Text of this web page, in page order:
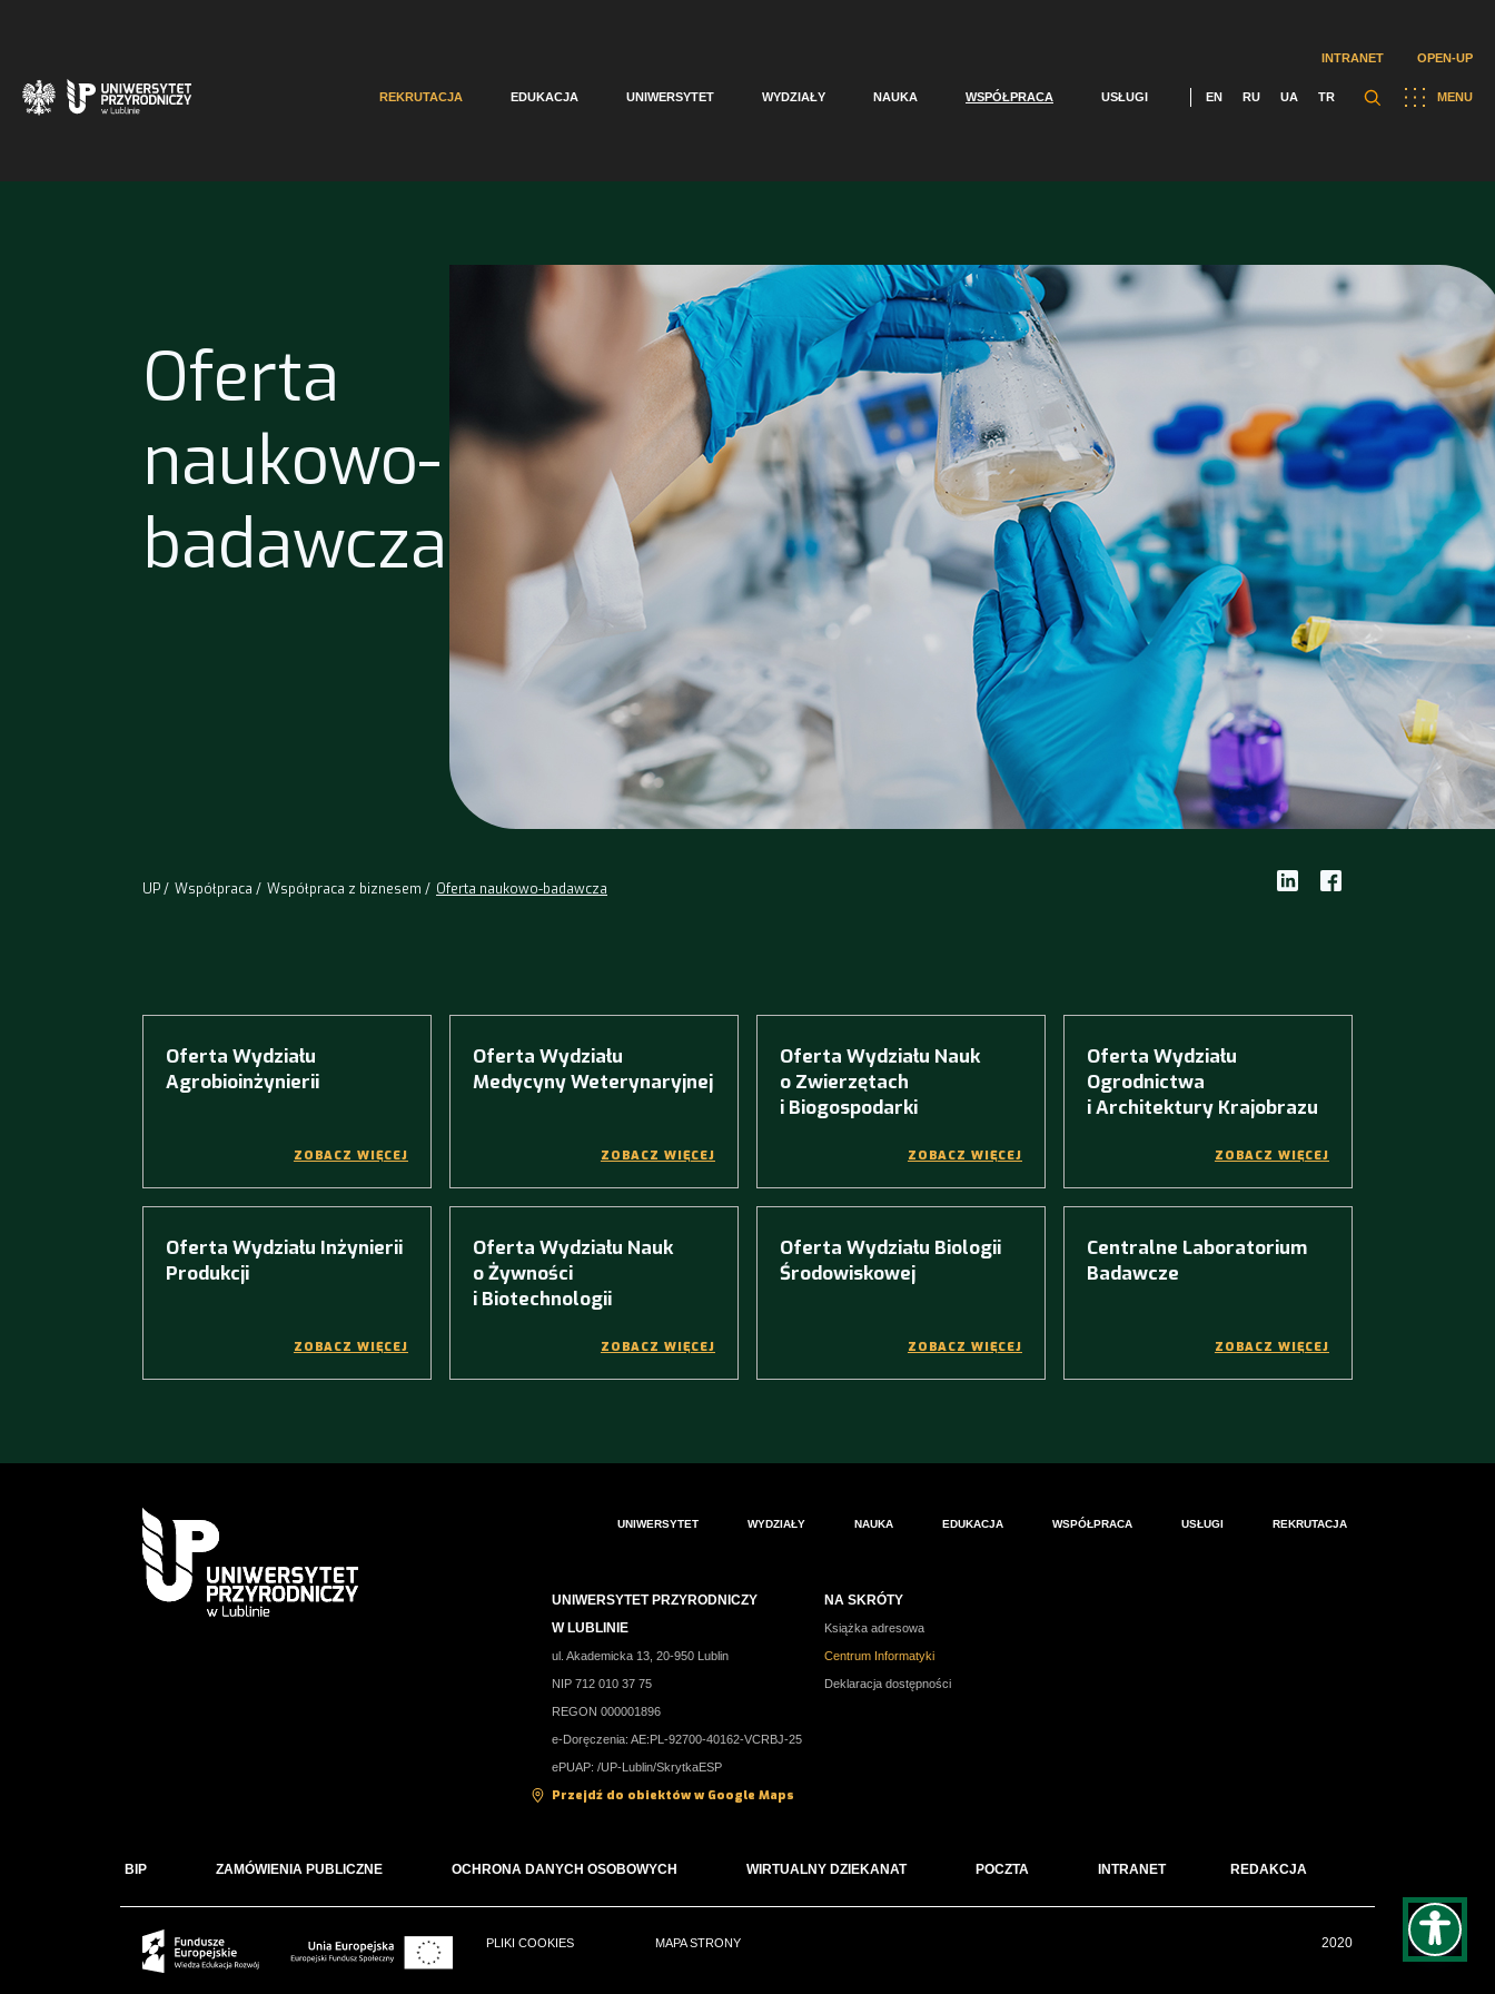
INTRANET OPEN-UP
MENU
REKRUTACJA EDUKACJA UNIWERSYTET WYDZIAŁY NAUKA WSPÓŁPRACA USŁUGI EN RU UA TR
Oferta
naukowo-
badawcza
UP Współpraca Współpraca z biznesem Oferta naukowo-badawcza
Oferta Wydziału
Agrobioinżynierii
ZOBACZ WIĘCEJ
Oferta Wydziału
Medycyny Weterynaryjnej
ZOBACZ WIĘCEJ
Oferta Wydziału Nauk
o Zwierzętach
i Biogospodarki
ZOBACZ WIĘCEJ
Oferta Wydziału
Ogrodnictwa
i Architektury Krajobrazu
ZOBACZ WIĘCEJ
Oferta Wydziału Inżynierii
Produkcji
ZOBACZ WIĘCEJ
Oferta Wydziału Nauk
o Żywności
i Biotechnologii
ZOBACZ WIĘCEJ
Oferta Wydziału Biologii
Środowiskowej
ZOBACZ WIĘCEJ
Centralne Laboratorium
Badawcze
ZOBACZ WIĘCEJ
UNIWERSYTET WYDZIAŁY NAUKA EDUKACJA WSPÓŁPRACA USŁUGI REKRUTACJA
UNIWERSYTET PRZYRODNICZY
W LUBLINIE
ul. Akademicka 13, 20-950 Lublin
NIP 712 010 37 75
REGON 000001896
e-Doręczenia: AE:PL-92700-40162-VCRBJ-25
ePUAP: /UP-Lublin/SkrytkaESP
Przejdź do obiektów w Google Maps
NA SKRÓTY
Książka adresowa
Centrum Informatyki
Deklaracja dostępności
BIP ZAMÓWIENIA PUBLICZNE OCHRONA DANYCH OSOBOWYCH WIRTUALNY DZIEKANAT POCZTA INTRANET REDAKCJA
PLIKI COOKIES MAPA STRONY 2020